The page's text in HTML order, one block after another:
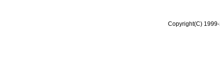
Copyright(C)